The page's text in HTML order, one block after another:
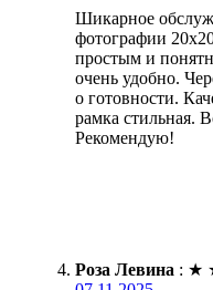
Шикарное
фотографии
простым и
очень удобно.
о готовности.
рамка стильная.
Рекомендую!
Роза Левина : ★